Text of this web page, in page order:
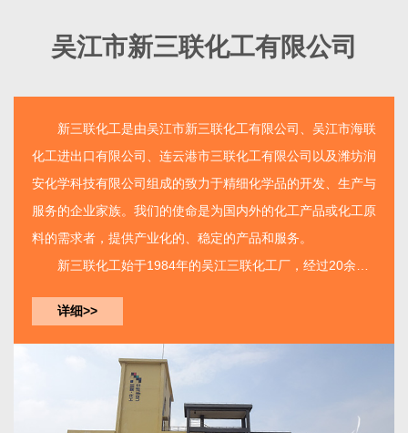
吴江市新三联化工有限公司
新三联化工是由吴江市新三联化工有限公司
、吴江市海联
化工进出口有限公司、连云港市三联化工有限公司以及潍坊润
安化学科技有限公司组成的致力于精细化学品的开发、生产与
服务的企业家族。我们的使命是为国内外的化工产品或化工原
料的需求者，提供产业化的、稳定的产品和服务。
新三联化工始于1984年的吴江三联化工厂，经过20余年
基地集开发、生产、服务...
详细>>